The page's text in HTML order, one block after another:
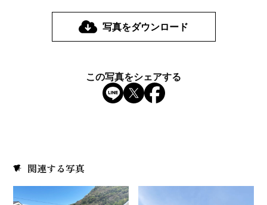
写真をダウンロード
この写真をシェアする
関連する写真